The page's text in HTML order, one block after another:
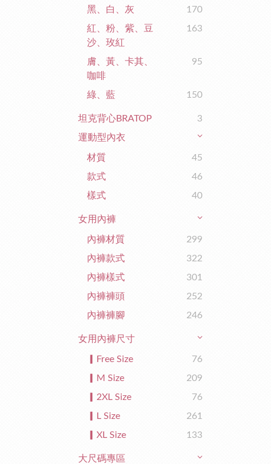
黑、白、灰
170
紅、粉、紫、豆
沙、玫紅
163
膚、黃、卡其、
咖啡
95
綠、藍 150
坦克背心BRATOP
3
運動型內衣
材質
45
款式
46
樣式
40
女用內褲
內褲材質
299
內褲款式
322
內褲樣式
301
內褲褲頭
252
內褲褲腳
246
女用內褲尺寸
▎Free Size
76
▎M Size
209
▎2XL Size
76
▎L Size
261
▎XL Size
133
大尺碼專區